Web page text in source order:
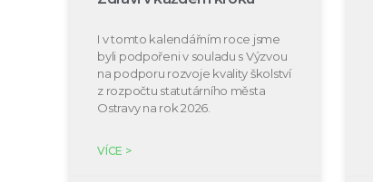
I v tomto kalendářním roce jsme
byli podpořeni v souladu s Výzvou
na podporu rozvoje kvality školství
z rozpočtu statutárního města
Ostravy na rok 2026.
VÍCE >